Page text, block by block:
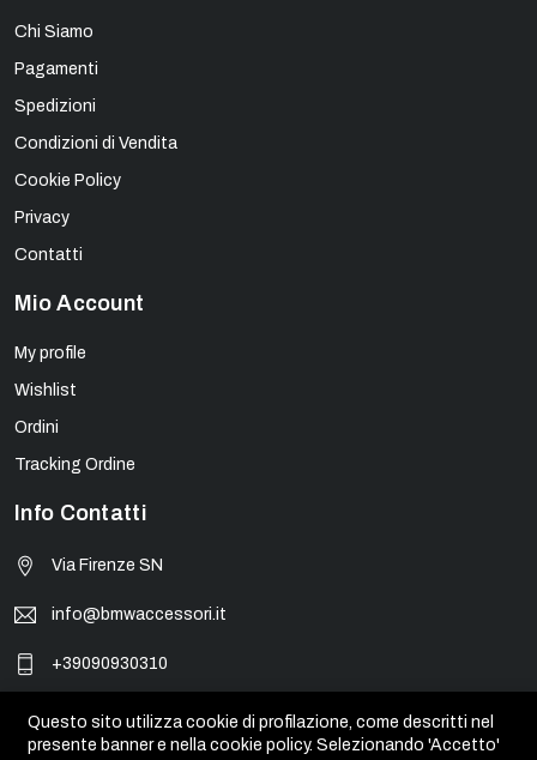
Chi Siamo
Pagamenti
Spedizioni
Condizioni di Vendita
Cookie Policy
Privacy
Contatti
Mio Account
My profile
Wishlist
Ordini
Tracking Ordine
Info Contatti
Via Firenze SN
info@bmwaccessori.it
+39090930310
© BMW Accessori - PIVA 01931450835. Tutti i marchi, loghi e
Questo sito utilizza cookie di profilazione, come descritti nel
presente banner e nella cookie policy. Selezionando 'Accetto'